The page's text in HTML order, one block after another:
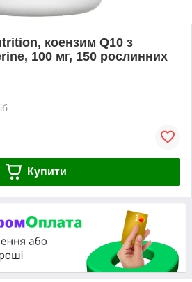
коензим Q10 з
100 мг, 150 рослинних
Купити